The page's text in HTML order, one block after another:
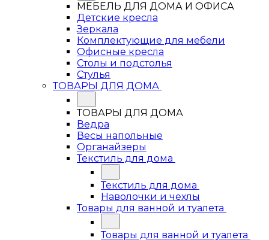
МЕБЕЛЬ ДЛЯ ДОМА И ОФИСА
Детские кресла
Зеркала
Комплектующие для мебели
Офисные кресла
Столы и подстолья
Стулья
ТОВАРЫ ДЛЯ ДОМА
ТОВАРЫ ДЛЯ ДОМА
Ведра
Весы напольные
Органайзеры
Текстиль для дома
Текстиль для дома
Наволочки и чехлы
Товары для ванной и туалета
Товары для ванной и туалета